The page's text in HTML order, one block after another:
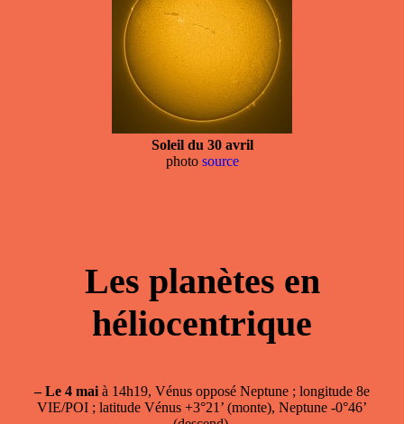
Soleil du 30 avril
photo source
Les planètes en
héliocentrique
– Le 4 mai à 14h19, Vénus opposé Neptune ; longitude 8e
VIE/POI ; latitude Vénus +3°21’ (monte), Neptune -0°46’